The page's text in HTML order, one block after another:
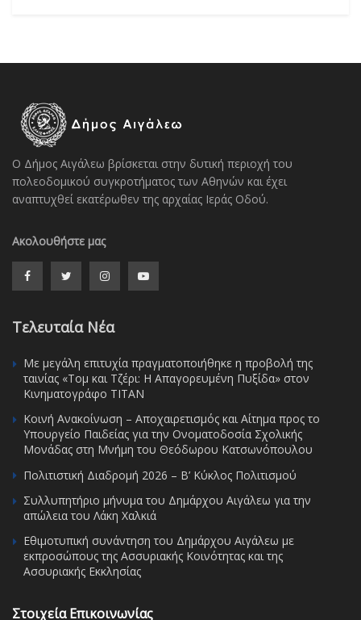
Ο Δήμος Αιγάλεω βρίσκεται στην δυτική περιοχή του
πολεοδομικού συγκροτήματος των Αθηνών και έχει
αναπτυχθεί εκατέρωθεν της αρχαίας Ιεράς Οδού.
Ακολουθήστε μας
Τελευταία Νέα
Με μεγάλη επιτυχία πραγματοποιήθηκε η προβολή της
ταινίας «Τομ και Τζέρι: Η Απαγορευμένη Πυξίδα» στον
Κινηματογράφο ΤΙΤΑΝ
Κοινή Ανακοίνωση – Αποχαιρετισμός και Αίτημα προς το
Υπουργείο Παιδείας για την Ονοματοδοσία Σχολικής
Μονάδας στη Μνήμη του Θεόδωρου Κατσωνόπουλου
Πολιτιστική Διαδρομή 2026 – Β’ Κύκλος Πολιτισμού
Συλλυπητήριο μήνυμα του Δημάρχου Αιγάλεω για την
απώλεια του Λάκη Χαλκιά
Εθιμοτυπική συνάντηση του Δημάρχου Αιγάλεω με
εκπροσώπους της Ασσυριακής Κοινότητας και της
Ασσυριακής Εκκλησίας
Στοιχεία Επικοινωνίας